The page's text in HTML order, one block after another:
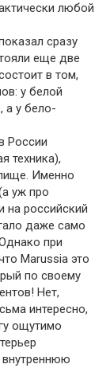
любой
сразу
еще две
в том,
у белой
а у бело-
России
техника),
Именно
уж про
на российский
даже само
при
Marussia это
по своему
Нет,
интересно,
ощутимо